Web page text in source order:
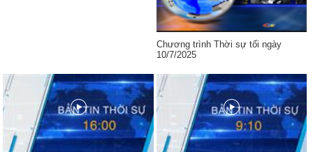
Chương trình Thời sự tối ngày
10/7/2025